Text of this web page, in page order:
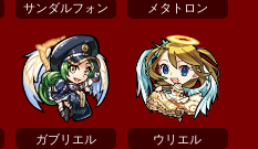
サンダルフォン メタトロン
ガブリエル ウリエル